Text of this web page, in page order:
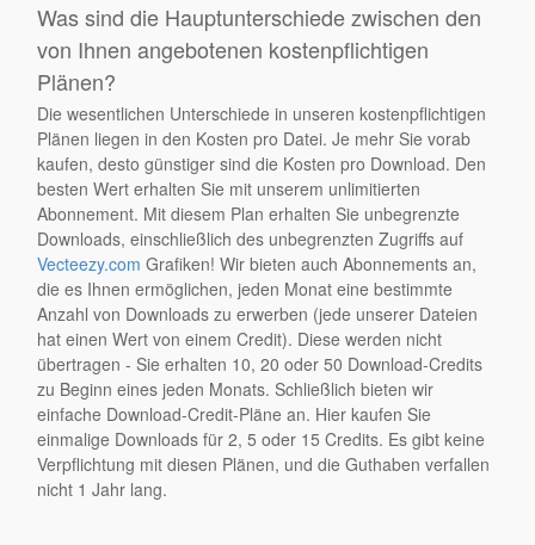
Was sind die Hauptunterschiede zwischen den
von Ihnen angebotenen kostenpflichtigen
Plänen?
Die wesentlichen Unterschiede in unseren kostenpflichtigen
Plänen liegen in den Kosten pro Datei. Je mehr Sie vorab
kaufen, desto günstiger sind die Kosten pro Download. Den
besten Wert erhalten Sie mit unserem unlimitierten
Abonnement. Mit diesem Plan erhalten Sie unbegrenzte
Downloads, einschließlich des unbegrenzten Zugriffs auf
Vecteezy.com Grafiken! Wir bieten auch Abonnements an,
die es Ihnen ermöglichen, jeden Monat eine bestimmte
Anzahl von Downloads zu erwerben (jede unserer Dateien
hat einen Wert von einem Credit). Diese werden nicht
übertragen - Sie erhalten 10, 20 oder 50 Download-Credits
zu Beginn eines jeden Monats. Schließlich bieten wir
einfache Download-Credit-Pläne an. Hier kaufen Sie
einmalige Downloads für 2, 5 oder 15 Credits. Es gibt keine
Verpflichtung mit diesen Plänen, und die Guthaben verfallen
nicht 1 Jahr lang.